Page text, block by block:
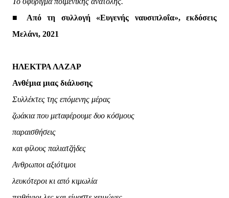
■ Από τη συλλογή «Ευγενής ναυσιπλοΐα», εκδόσεις
Μελάνι, 2021
ΗΛΕΚΤΡΑ ΛΑΖΑΡ
Ανθέμια μιας διάλυσης
Συλλέκτες της επόμενης μέρας
ζωάκια που μεταφέρουμε δυο κόσμους
παραισθήσεις
και φίλους παλιατζήδες
Ανθρωποι αξιότιμοι
λευκότεροι κι από κιμωλία